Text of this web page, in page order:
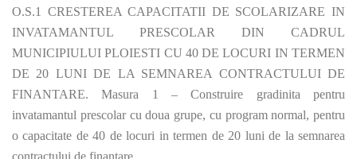
O.S.1 CRESTEREA CAPACITATII DE SCOLARIZARE IN
INVATAMANTUL PRESCOLAR DIN CADRUL
MUNICIPIULUI PLOIESTI CU 40 DE LOCURI IN TERMEN
DE 20 LUNI DE LA SEMNAREA CONTRACTULUI DE
FINANTARE. Masura 1 – Construire gradinita pentru
invatamantul prescolar cu doua grupe, cu program normal, pentru
o capacitate de 40 de locuri in termen de 20 luni de la semnarea
contractului de finantare.